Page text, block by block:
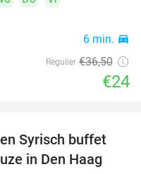
6 min. directions_car
Regulier €36,50
€24
31%
Syrisch buffet
in Den Haag